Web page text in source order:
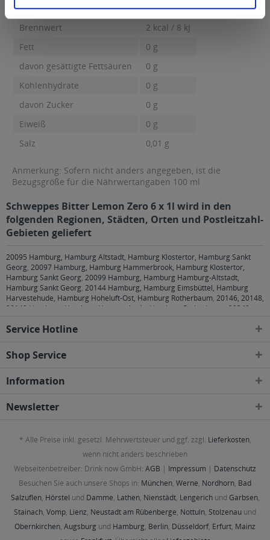
g...mehr
Brennwert
2 kcal / 8 kJ
Fett
0 g
davon gesättigte Fettsäuren
0 g
Kohlenhydrate
0 g
davon Zucker
0 g
Eiweiß
0 g
Salz
0,01 g
Anmerkung: Sofern nicht anders angegeben, ist die
Bezugsgröße für die Nährwertangaben 100 ml
Schweppes Bitter Lemon Zero 6 x 1l wird in den
folgenden Regionen, Städten, Orten und Postleitzahl-
Gebieten geliefert
20095 Hamburg, Hamburg Altstadt, Hamburg Klostertor, Hamburg Sankt
Georg, 20097 Hamburg, Hamburg Hammerbrook, Hamburg Klostertor,
Hamburg Sankt Georg, 20099 Hamburg, Hamburg Hamburg-Altstadt,
Hamburg Sankt Georg, 20144 Hamburg, Hamburg Eimsbüttel, Hamburg
Harvestehude, Hamburg Hoheluft-Ost, Hamburg Rotherbaum, 20146, 20148,
20149 Hamburg, Hamburg Harvestehude, Hamburg Rotherbaum
20249
Ost, Hamburg Winterhude
20251 Hamburg, Hamburg Alsterdorf, Hamburg
Hamburg Harvestehude, Hamburg Hoheluft-Ost, Hamburg Hoheluft-West,
Hamburg Lokstedt
Hamburg Altona-Nord, Hamburg Eimsbüttel
Pauli,20357 Hamburg, Hamburg Altona-Altstadt, Hamburg Altona-Nord,
Pauli,20457 Hamburg, Hamburg Hamburg-Altstadt, Hamburg Kleiner
Grasbrook, Hamburg Klostertor, Hamburg Neustadt, Hamburg Steinwerder
Sankt Pauli,20535 Hamburg, Hamburg Borgfelde, Hamburg Hamm-Nord,
20537 Hamburg, Hamburg Borgfelde, Hamburg Hamm-Mitte, Hamburg
Hamm-Süd, Hamburg Hammerbrook
20539 Hamburg, Hamburg Kleiner
Grasbrook, Hamburg Rothenburgsort, Hamburg Veddel, Hamburg
Wilhelmsburg,21029 Hamburg, Hamburg Altengamme, Hamburg
Bergedorf, Hamburg Curslack, 21031 Hamburg, Hamburg Bergedorf,
Hamburg Lohbrügge,
21033 Hamburg, Hamburg Bergedorf, Hamburg
Service Hotline
Shop Service
Information
Newsletter
* Alle Preise inkl. gesetzl. Mehrwertsteuer und ggf. zzgl. Lieferkosten,
wenn nicht anders beschrieben
Webseitenbetreiber: Drink now GmbH: AGB | Impressum | Datenschutz
Besuchen Sie auch unsere Shops in: München, Werne, Nordhorn, Bad
Salzuflen, Hörstel und Damme, Lathen, Nienstädt, Lengerichund Garbsen,
Stainach, Vomp, Lienz, Neustadt am Rübenberge, Nottuln, Stolzenau und
Obernkirchen, Augsburg und Hamburg, Berlin, Düsseldorf, Erfurt, Mainz